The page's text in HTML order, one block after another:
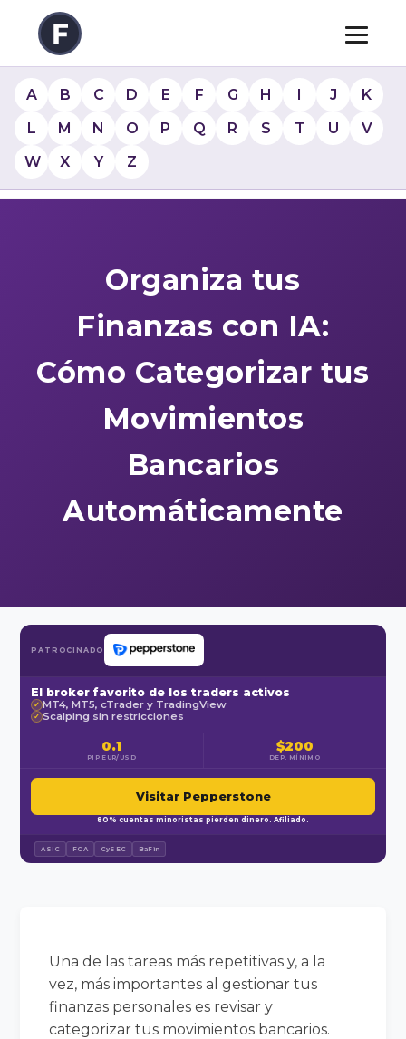
A B C D E F G H I J
K
L
M N O P Q R S T U
V
W
X Y Z
Organiza tus
Finanzas con IA:
Cómo Categorizar tus
Movimientos
Bancarios
Automáticamente
PATROCINADO
El broker favorito de los traders activos
✓ MT4, MT5, cTrader y TradingView
✓ Scalping sin restricciones
0.1
PIP EUR/USD
$200
DEP. MÍNIMO
Visitar Pepperstone
80% cuentas minoristas pierden dinero. Afiliado.
ASIC FCA CySEC BaFin
Una de las tareas más repetitivas y, a la
vez, más importantes al gestionar tus
finanzas personales es revisar y
categorizar tus movimientos bancarios.